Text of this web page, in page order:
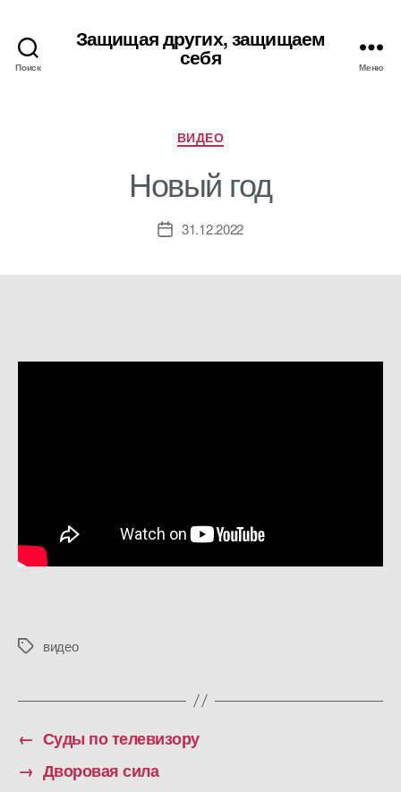
Поиск
Защищая других, защищаем
себя Меню
Рубрики
ВИДЕО
Новый год
Дата31.12.2022
Меткивидео
← Суды по телевизору
→ Дворовая сила